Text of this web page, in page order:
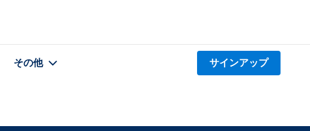
その他 サインアップ